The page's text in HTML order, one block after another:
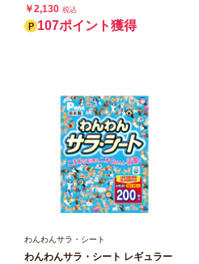
￥2,130 税込
107ポイント獲得
わんわんサラ・シート
わんわんサラ・シート レギュラー